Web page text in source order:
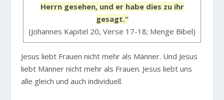
Herrn gesehen, und er habe dies zu ihr
gesagt.“
(Johannes Kapitel 20, Verse 17-18; Menge Bibel)
Jesus liebt Frauen nicht mehr als Männer. Und Jesus
liebt Männer nicht mehr als Frauen. Jesus liebt uns
alle gleich und auch individuell.